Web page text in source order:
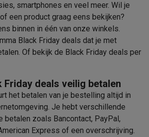
smartphones en veel meer. Wil je
een product graag eens bekijken?
binnen in één van onze winkels.
Black Friday deals dat je met
. Of bekijk de Black Friday deals per
Friday deals veilig betalen
het betalen van je bestelling altijd in
Je hebt verschillende
zoals Bancontact, PayPal,
Express of een overschrijving.